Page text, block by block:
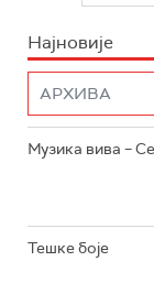
Најновије
Музика вива –
Тешке боје